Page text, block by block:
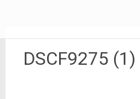
springen
DSCF9275 (1)